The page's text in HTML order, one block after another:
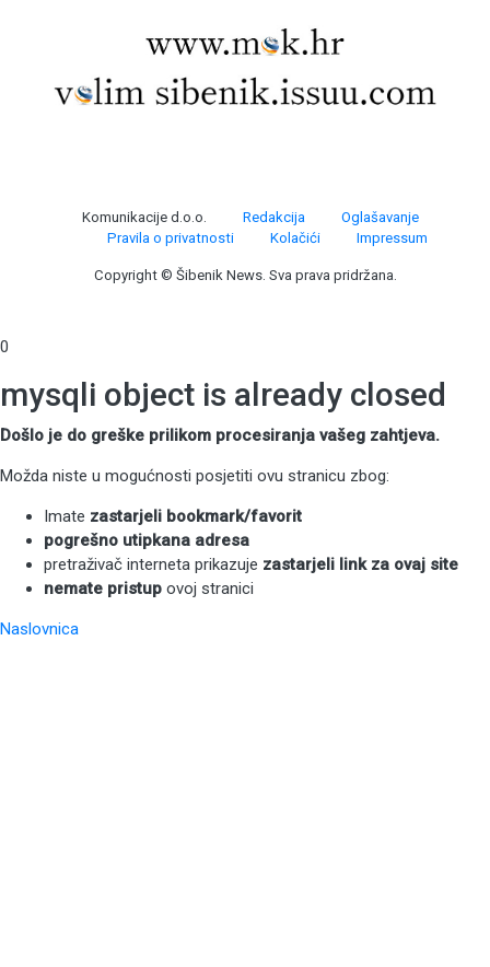
Komunikacije d.o.o. Redakcija
Oglašavanje
Pravila o privatnosti
Kolačići Impressum
Copyright © Šibenik News. Sva prava pridržana.
0
mysqli object is already closed
Došlo je do greške prilikom procesiranja vašeg zahtjeva.
Možda niste u mogućnosti posjetiti ovu stranicu zbog:
Imate zastarjeli bookmark/favorit
pogrešno utipkana adresa
pretraživač interneta prikazuje zastarjeli link za ovaj site
nemate pristup ovoj stranici
Naslovnica